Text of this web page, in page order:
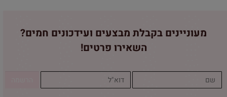
מעוניינים בקבלת מבצעים ועידכונים חמים?
השאירו פרטים!